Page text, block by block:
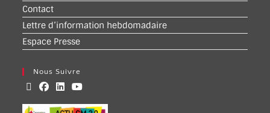
Contact
Lettre d’information hebdomadaire
Espace Presse
Nous Suivre